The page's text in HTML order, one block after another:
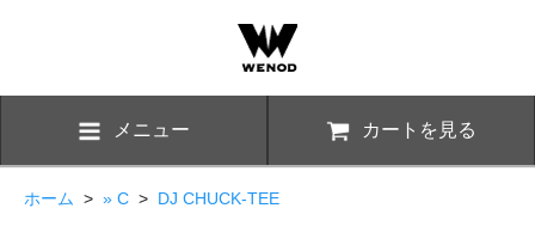
メニュー カートを見る
ホーム > » C > DJ CHUCK-TEE